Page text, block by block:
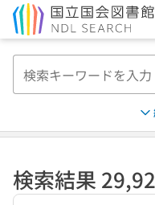
検索結果